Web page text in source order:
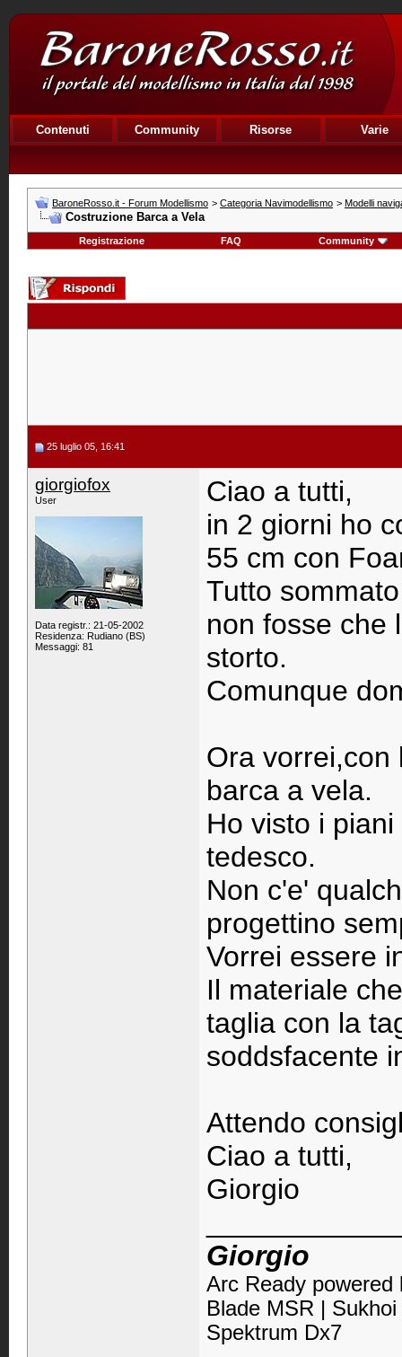
Contenuti Community Risorse Varie
BaroneRosso.it - Forum Modellismo > Categoria Navimodellismo > Modelli
Costruzione Barca a Vela
Registrazione FAQ Community
25 luglio 05, 16:41
giorgiofox
User
Data registr.: 21-05-2002
Residenza: Rudiano (BS)
Messaggi: 81
Ciao a tutti,
in 2 giorni ho
55 cm con
Tutto
non fosse che
storto.
Comunque
Ora vorrei,con
barca a vela.
Ho visto i
tedesco.
Non c'e'
progettino
Vorrei essere
Il materiale
taglia con la
soddsfacente
Attendo
Ciao a tutti,
Giorgio
Giorgio
Arc Ready
Blade MSR |
Spektrum Dx7